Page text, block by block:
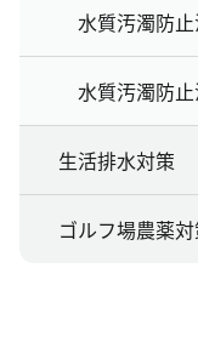
水質汚濁防
水質汚濁防
生活排水対策
ゴルフ場農薬